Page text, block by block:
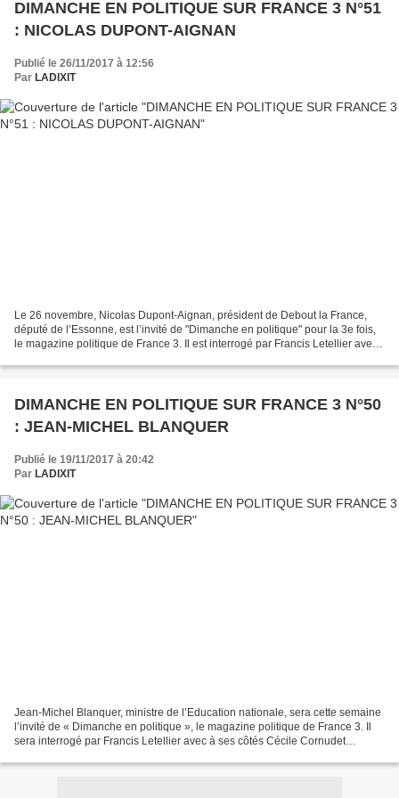
DIMANCHE EN POLITIQUE SUR FRANCE 3 N°51
: NICOLAS DUPONT-AIGNAN
Publié le 26/11/2017 à 12:56
Par LADIXIT
Le 26 novembre, Nicolas Dupont-Aignan, président de Debout la France,
député de l’Essonne, est l’invité de "Dimanche en politique" pour la 3e fois,
le magazine politique de France 3. Il est interrogé par Francis Letellier avec
DIMANCHE EN POLITIQUE SUR FRANCE 3 N°50
: JEAN-MICHEL BLANQUER
Publié le 19/11/2017 à 20:42
Par LADIXIT
Jean-Michel Blanquer, ministre de l’Education nationale, sera cette semaine
l’invité de « Dimanche en politique », le magazine politique de France 3. Il
sera interrogé par Francis Letellier avec à ses côtés Cécile Cornudet